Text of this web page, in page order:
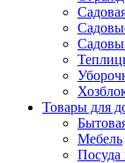
Товары для
Мебель
Посуда